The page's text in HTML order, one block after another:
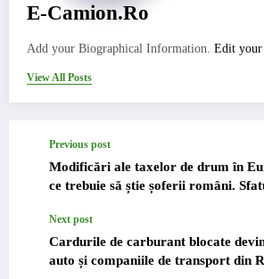
E-Camion.ro
Add your Biographical Information. Edit
View All Posts
Previous post
Modificări ale taxelor de drum în
ce trebuie să știe șoferii români.
Next post
Cardurile de carburant blocate
auto și companiile de transport din